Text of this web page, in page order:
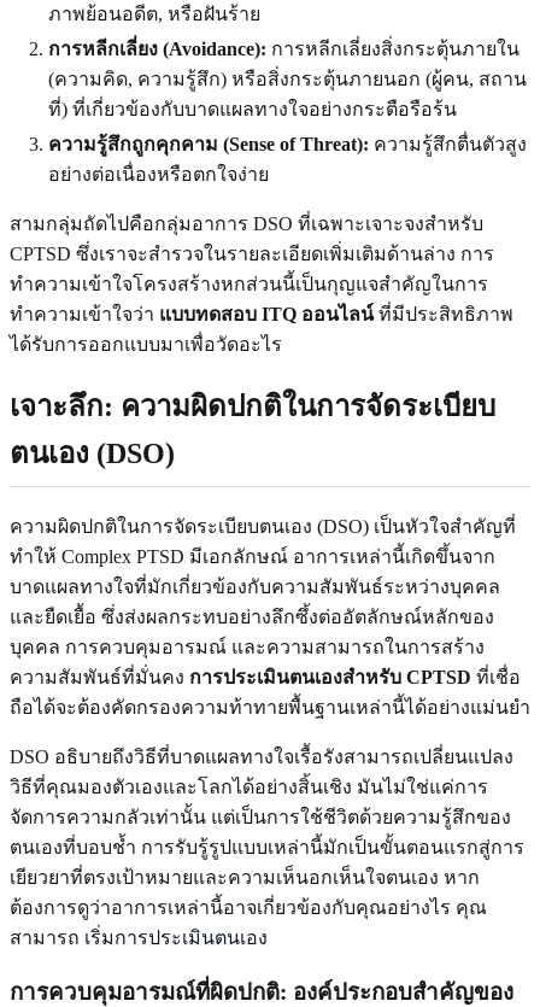
ภาพย้อนอดีต, หรือฝันร้าย
การหลีกเลี่ยง (Avoidance): การหลีกเลี่ยงสิ่งกระตุ้นภายใน
(ความคิด, ความรู้สึก) หรือสิ่งกระตุ้นภายนอก (ผู้คน, สถาน
ที่) ที่เกี่ยวข้องกับบาดแผลทางใจอย่างกระตือรือร้น
ความรู้สึกถูกคุกคาม (Sense of Threat): ความรู้สึกตื่นตัวสูง
อย่างต่อเนื่องหรือตกใจง่าย
สามกลุ่มถัดไปคือกลุ่มอาการ DSO ที่เฉพาะเจาะจงสำหรับ
CPTSD ซึ่งเราจะสำรวจในรายละเอียดเพิ่มเติมด้านล่าง การ
ทำความเข้าใจโครงสร้างหกส่วนนี้เป็นกุญแจสำคัญในการ
ทำความเข้าใจว่า แบบทดสอบ ITQ ออนไลน์ที่มีประสิทธิภาพ
ได้รับการออกแบบมาเพื่อวัดอะไร
เจาะลึก: ความผิดปกติในการจัดระเบียบ
ตนเอง (DSO)
ความผิดปกติในการจัดระเบียบตนเอง (DSO) เป็นหัวใจสำคัญที่
ทำให้ Complex PTSD มีเอกลักษณ์ อาการเหล่านี้เกิดขึ้นจาก
บาดแผลทางใจที่มักเกี่ยวข้องกับความสัมพันธ์ระหว่างบุคคล
และยืดเยื้อ ซึ่งส่งผลกระทบอย่างลึกซึ้งต่ออัตลักษณ์หลักของ
บุคคล การควบคุมอารมณ์ และความสามารถในการสร้าง
ความสัมพันธ์ที่มั่นคง การประเมินตนเองสำหรับ CPTSD ที่เชื่อ
ถือได้จะต้องคัดกรองความท้าทายพื้นฐานเหล่านี้ได้อย่างแม่นยำ
DSO อธิบายถึงวิธีที่บาดแผลทางใจเรื้อรังสามารถเปลี่ยนแปลง
วิธีที่คุณมองตัวเองและโลกได้อย่างสิ้นเชิง มันไม่ใช่แค่การ
จัดการความกลัวเท่านั้น แต่เป็นการใช้ชีวิตด้วยความรู้สึกของ
ตนเองที่บอบช้ำ การรับรู้รูปแบบเหล่านี้มักเป็นขั้นตอนแรกสู่การ
เยียวยาที่ตรงเป้าหมายและความเห็นอกเห็นใจตนเอง หาก
ต้องการดูว่าอาการเหล่านี้อาจเกี่ยวข้องกับคุณอย่างไร คุณ
สามารถ เริ่มการประเมินตนเอง
การควบคุมอารมณ์ที่ผิดปกติ: องค์ประกอบสำคัญของ